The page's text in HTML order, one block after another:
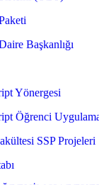
Başkanlığı
Yönergesi
Öğrenci
SSP Projeleri